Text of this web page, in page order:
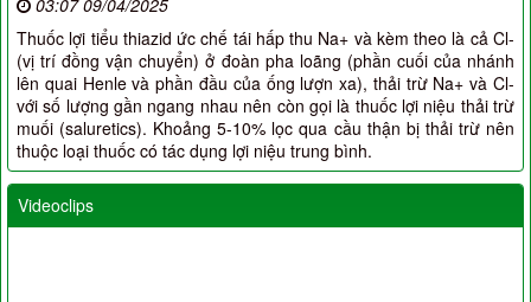
03:07 09/04/2025
Thuốc lợi tiểu thiazid ức chế tái hấp thu Na+ và kèm theo là cả Cl-
(vị trí đồng vận chuyển) ở đoàn pha loãng (phần cuối của nhánh
lên quai Henle và phần đầu của ống lượn xa), thải trừ Na+ và Cl-
với số lượng gần ngang nhau nên còn gọi là thuốc lợi niệu thải trừ
muối (saluretics). Khoảng 5-10% lọc qua cầu thận bị thải trừ nên
thuộc loại thuốc có tác dụng lợi niệu trung bình.
Videoclips